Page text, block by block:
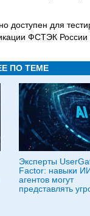
для
ФСТЭК
ПО ТЕМЕ
Эксперты
Factor: навыки
агентов могут
представлять